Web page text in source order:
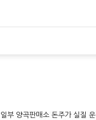
일부 양곡판매소 돈주가 실질 운